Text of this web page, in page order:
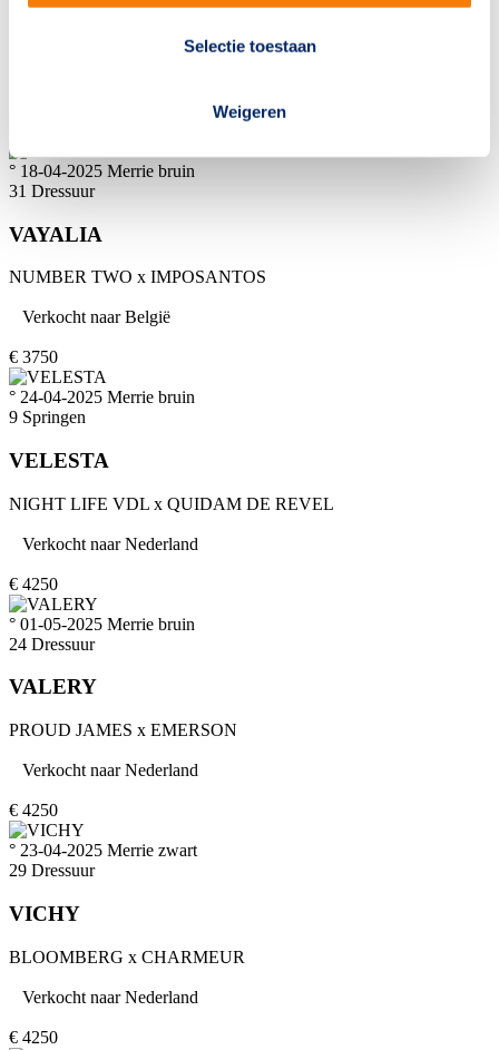
Selectie toestaan
Weigeren
VIOLA-STRONA
BORDEAUX
° 18-04-2025 Merrie bruin
31 Dressuur
VAYALIA
NUMBER TWO x IMPOSANTOS
Verkocht naar België
€ 3750
° 24-04-2025 Merrie bruin
9 Springen
VELESTA
NIGHT LIFE VDL x QUIDAM DE REVEL
Verkocht naar Nederland
€ 4250
° 01-05-2025 Merrie bruin
24 Dressuur
VALERY
PROUD JAMES x EMERSON
Verkocht naar Nederland
€ 4250
° 23-04-2025 Merrie zwart
29 Dressuur
VICHY
BLOOMBERG x CHARMEUR
Verkocht naar Nederland
€ 4250